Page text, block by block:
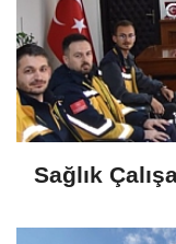
Sağlık